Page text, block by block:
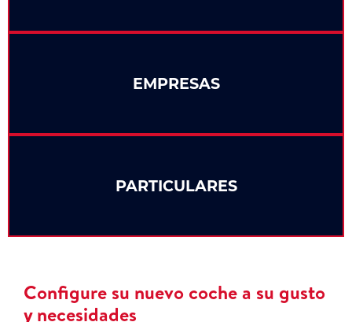
PARTICULARES
EMPRESAS
Configure su nuevo coche a su gusto
y necesidades